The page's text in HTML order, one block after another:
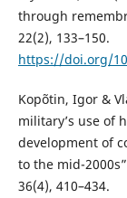
through
22(2), 133–150.
https://doi.org/
Kopõtin, Igor &
military’s use of
development of
to the mid-
36(4), 410–434.